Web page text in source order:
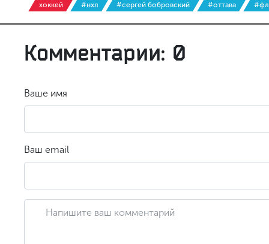
хоккей #нхл #сергей бобровский #оттава
Комментарии: 0
Ваше имя
Ваш email